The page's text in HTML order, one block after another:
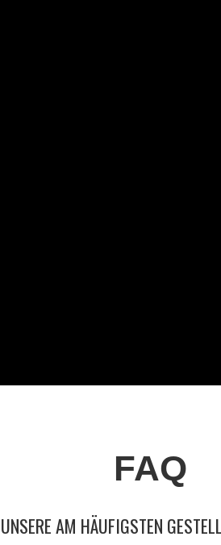
FAQ
UNSERE AM HÄUFIGSTEN